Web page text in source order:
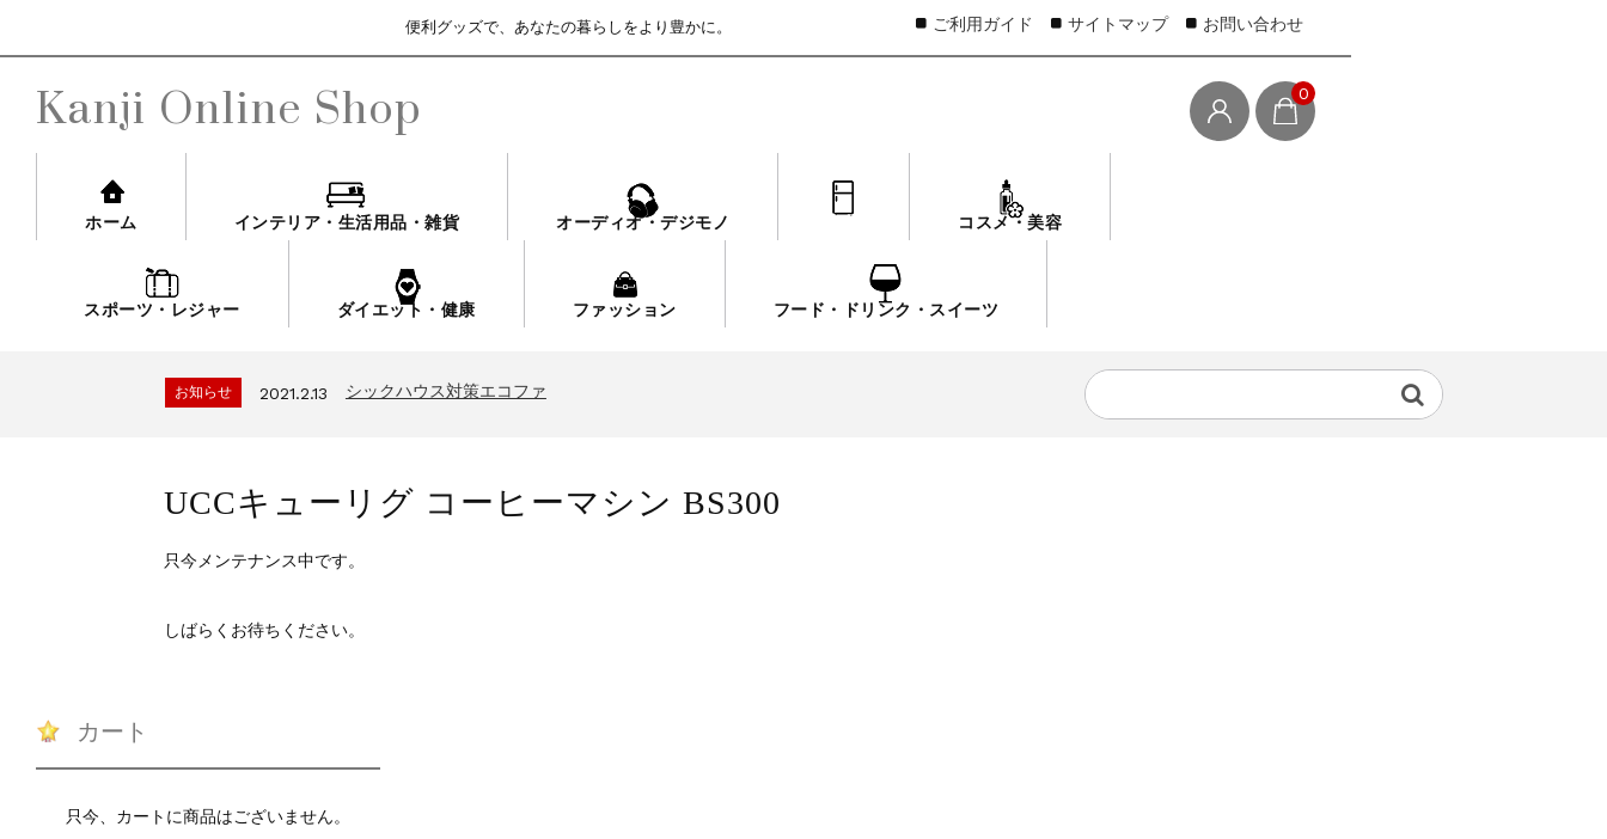
便利グッズで、あなたの暮らしをより豊かに。
Kanji Online Shop 0
ホーム インテリア・生活用品・雑貨 オーディオ・デジモノ 家電 コスメ・美容
スポーツ・レジャー ダイエット・健康 ファッション フード・ドリンク・スイーツ
ご利用ガイド サイトマップ お問い合わせ
2021.2.13 シックハウス対策エコファ
お知らせ 2021.2.13 シックハウス対策エコファ
UCCキューリグ コーヒーマシン BS300
只今メンテナンス中です。
しばらくお待ちください。
カート
只今、カートに商品はございません。